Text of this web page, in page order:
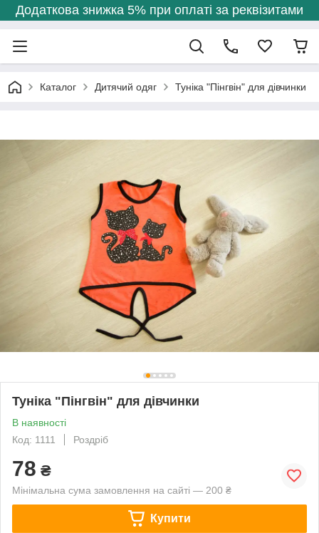
Додаткова знижка 5% при оплаті за реквізитами
Каталог Дитячий одяг Туніка "Пінгвін" для дівчинки
Туніка "Пінгвін" для дівчинки
В наявності
Код: 1111
Роздріб
78 ₴
Мінімальна сума замовлення на сайті — 200 ₴
Купити